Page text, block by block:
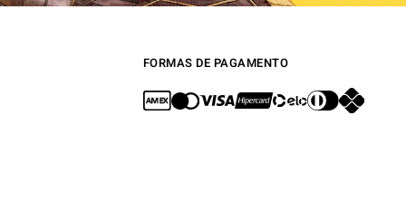
FORMAS DE PAGAMENTO